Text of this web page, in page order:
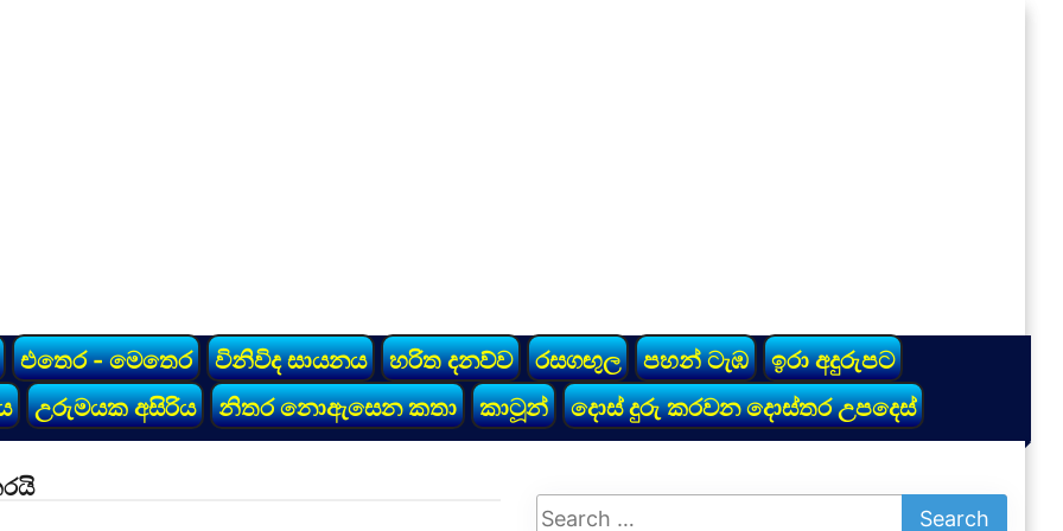
එතෙර - මෙතෙර විනිවිද සායනය හරිත දනව්ව රසගඟුල පහන් ටැඹ
ඉරා අදුරුපට
උරුමයක අසිරිය නිතර නොඇසෙන කතා කාටූන් දොස් දුරු කරවන දොස්තර උපදෙස්